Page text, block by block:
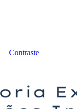
Contraste